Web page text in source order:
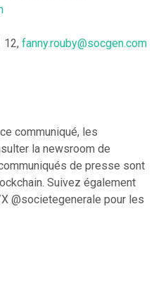
12, fanny.rouby@socgen.com
communiqué, les
la newsroom de
de presse sont
Suivez également
@societegenerale pour les